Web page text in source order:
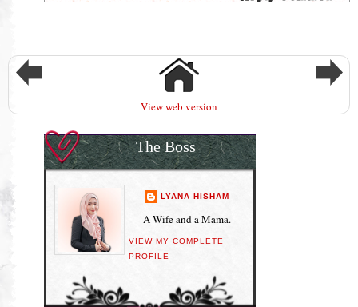
View web version
The Boss
LYANA HISHAM
A Wife and a Mama.
VIEW MY COMPLETE
PROFILE